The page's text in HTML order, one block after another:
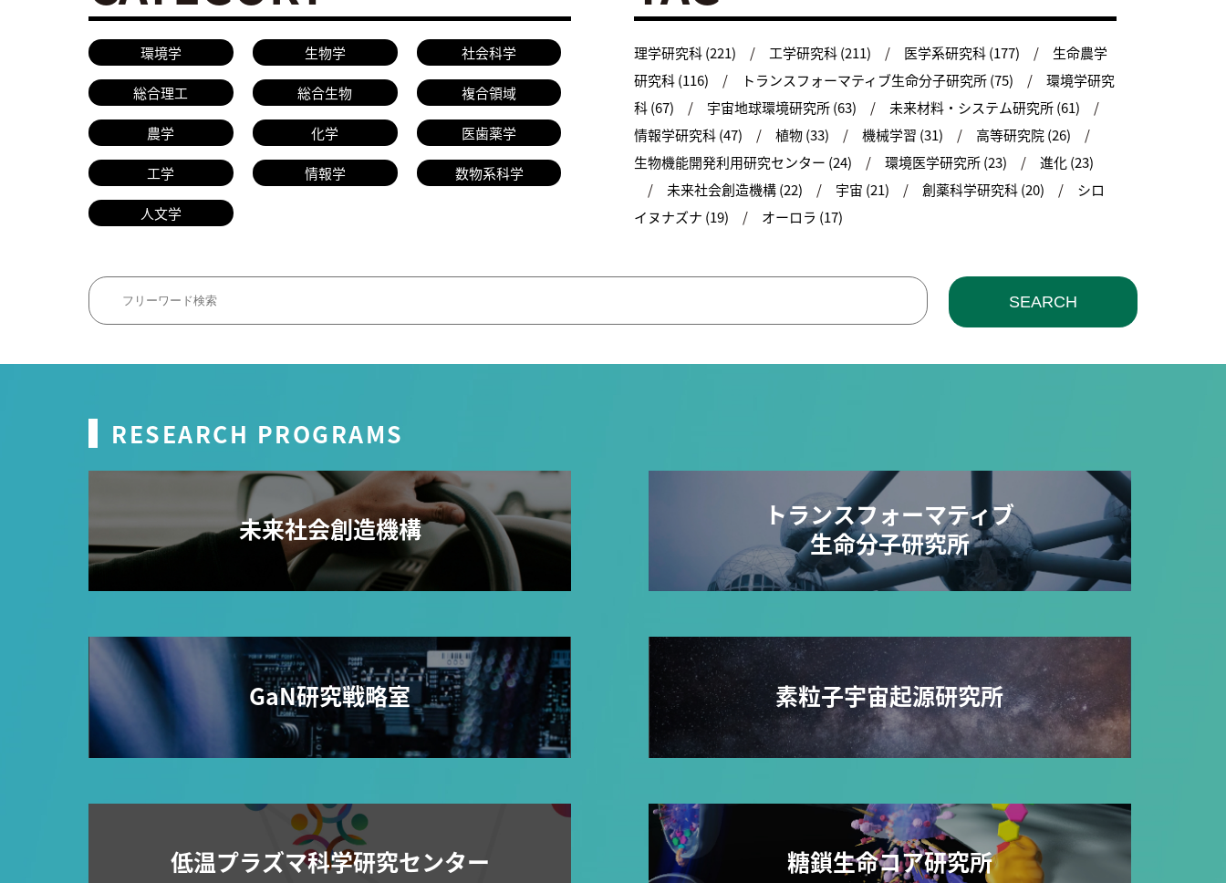
環境学 生物学 社会科学
総合理工 総合生物 複合領域
農学 化学 医歯薬学
工学 情報学 数物系科学
人文学
理学研究科 (221) 工学研究科 (211) 医学系研究科 (177)
生命農学
研究科 (116)
トランスフォーマティブ生命分子研究所 (75)
環境学研究
科 (67)
宇宙地球環境研究所 (63)
未来材料・システム研究所 (61)
情報学研究科 (47)
植物 (33) 機械学習 (31)
高等研究院 (26)
生物機能開発利用研究センター (24)
環境医学研究所 (23)
進化 (23)
未来社会創造機構 (22)
宇宙 (21) 創薬科学研究科 (20)
シロ
イヌナズナ (19)
オーロラ (17)
SEARCH
RESEARCH PROGRAMS
未来社会創造機構
トランスフォーマティブ
生命分子研究所
GaN研究戦略室 素粒子宇宙起源研究所
低温プラズマ科学研究センター 糖鎖生命コア研究所